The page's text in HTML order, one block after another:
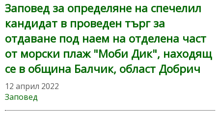
Заповед за определяне на спечелил
кандидат в проведен търг за
отдаване под наем на отделена част
от морски плаж "Моби Дик", находящ
се в община Балчик, област Добрич
12 април 2022
Заповед